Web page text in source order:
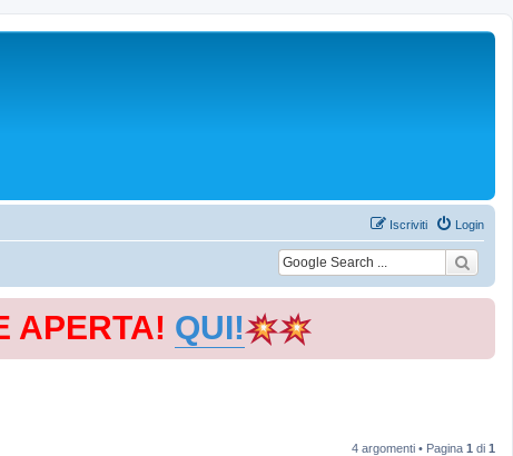
Login
Iscriviti
APERTA! QUI!
4 argomenti • Pagina 1 di 1